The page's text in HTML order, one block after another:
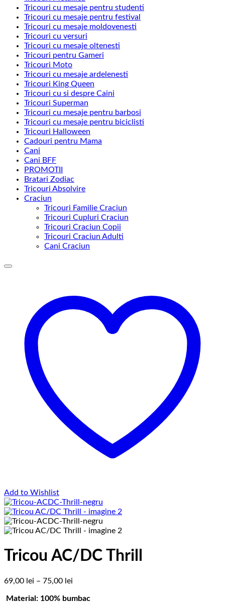
Tricouri cu mesaje pentru studenti
Tricouri cu mesaje pentru festival
Tricouri cu mesaje moldovenesti
Tricouri cu versuri
Tricouri cu mesaje oltenesti
Tricouri pentru Gameri
Tricouri Moto
Tricouri cu mesaje ardelenesti
Tricouri King Queen
Tricouri cu si despre Caini
Tricouri Superman
Tricouri cu mesaje pentru barbosi
Tricouri cu mesaje pentru biciclisti
Tricouri Halloween
Cadouri pentru Mama
Cani
Cani BFF
PROMOTII
Bratari Zodiac
Tricouri Absolvire
Craciun
Tricouri Familie Craciun
Tricouri Cupluri Craciun
Tricouri Craciun Copii
Tricouri Craciun Adulti
Cani Craciun
Add to Wishlist
Tricou AC/DC Thrill
69,00 lei – 75,00 lei
prețuri:
Material: 100% bumbac